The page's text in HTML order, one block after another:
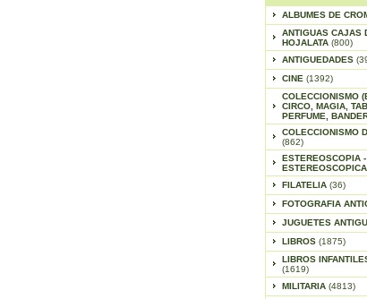
ALBUMES DE
ANTIGUAS CAJAS
HOJALATA (800)
ANTIGUEDADES
CINE (1392)
COLECCIONISMO
CIRCO, MAGIA,
PERFUME,
COLECCIONISMO
(862)
ESTEREOSCOPIA
FILATELIA (36)
FOTOGRAFIA
JUGUETES
LIBROS (1875)
LIBROS
(1619)
MILITARIA (4813)